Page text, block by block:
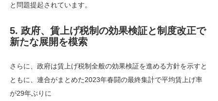
と問題提起されています。
5. 政府、賃上げ税制の効果検証と制度改正で
新たな展開を模索
さらに、政府は賃上げ税制全般の効果検証を進める方針を示すと
ともに、連合がまとめた2023年春闘の最終集計で平均賃上げ率
が29年ぶりに